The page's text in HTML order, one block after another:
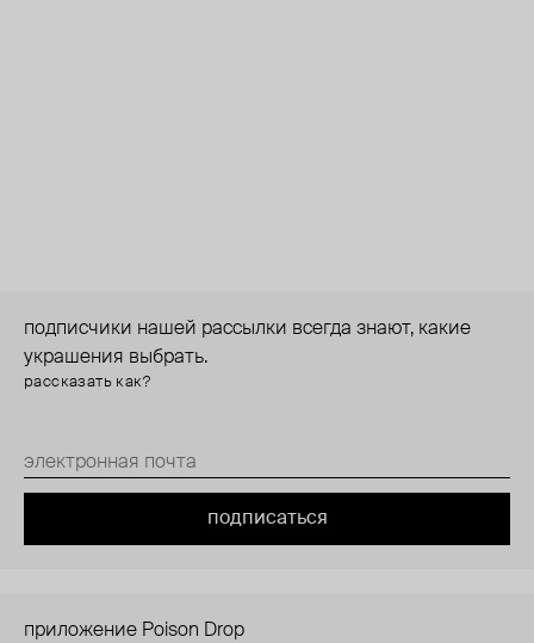
подписчики нашей рассылки всегда знают, какие
украшения выбрать.
рассказать как?
подписаться
приложение Poison Drop